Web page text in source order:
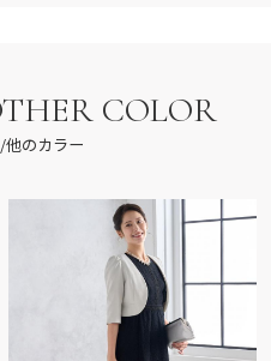
COLOR
のカラー